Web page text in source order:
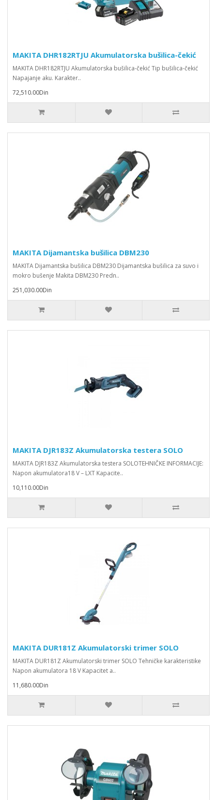
MAKITA DHR182RTJU Akumulatorska bušilica-čekić
MAKITA DHR182RTJU Akumulatorska bušilica-čekić Tip bušilica-čekić
Napajanje aku. Karakter..
72,510.00Din
MAKITA Dijamantska bušilica DBM230
MAKITA Dijamantska bušilica DBM230 Dijamantska bušilica za suvo i
mokro bušenje Makita DBM230 Predn..
251,030.00Din
MAKITA DJR183Z Akumulatorska testera SOLO
MAKITA DJR183Z Akumulatorska testera SOLOTEHNIČKE INFORMACIJE:
Napon akumulatora18 V – LXT Kapacite..
10,110.00Din
MAKITA DUR181Z Akumulatorski trimer SOLO
MAKITA DUR181Z Akumulatorski trimer SOLO Tehničke karakteristike
Napon akumulatora 18 V Kapacitet a..
11,680.00Din